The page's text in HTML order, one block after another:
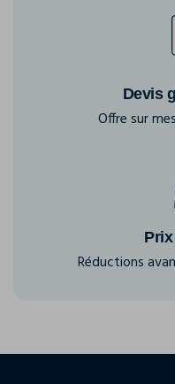
Devis
Offre sur
Réductions